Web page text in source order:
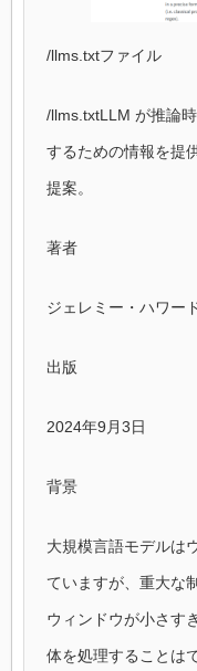
/llms.txtファイル
/llms.txtLLM が推論
するための情報を提
提案。
著者
ジェレミー・ハワー
出版
2024年9月3日
背景
大規模言語モデルは
ていますが、重大な
ウィンドウが小さす
体を処理することは